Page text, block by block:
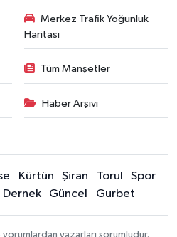
Merkez Trafik Yoğunluk
Haritası
Tüm Manşetler
Haber Arşivi
Kürtün Şiran Torul
Spor
Dernek Güncel Gurbet
yazarları sorumludur.